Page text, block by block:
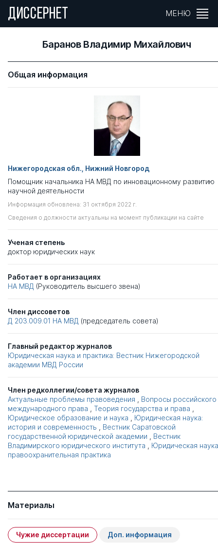
ДИССЕРНЕТ МЕНЮ
Баранов Владимир Михайлович
Общая информация
Нижегородская обл., Нижний Новгород
Помощник начальника НА МВД по инновационному развитию
научной деятельности
Информация обновлена: 31 октября 2022 г.
Сведения о должности актуальны на момент публикации на сайте
Ученая степень
доктор юридических наук
Работает в организациях
НА МВД (Руководитель высшего звена)
Член диссоветов
Д 203.009.01 НА МВД (председатель совета)
Главный редактор журналов
Юридическая наука и практика: Вестник Нижегородской
академии МВД России
Член редколлегии/совета журналов
Актуальные проблемы правоведения
Вопросы российского
международного права
Теория государства и права
Юридическое образование и наука
Юридическая наука:
история и современность
Вестник Саратовской
государственной юридической академии
Вестник
Владимирского юридического института
Юридическая
правоохранительная практика
Материалы
Чужие диссертации Доп. информация